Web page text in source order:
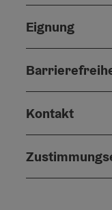
Eignung
Kontakt